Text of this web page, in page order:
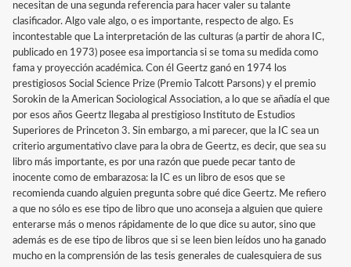
necesitan de una segunda referencia para hacer valer su talante
clasificador. Algo vale algo, o es importante, respecto de algo. Es
incontestable que La interpretación de las culturas (a partir de ahora IC,
publicado en 1973) posee esa importancia si se toma su medida como
fama y proyección académica. Con él Geertz ganó en 1974 los
prestigiosos Social Science Prize (Premio Talcott Parsons) y el premio
Sorokin de la American Sociological Association, a lo que se añadía el que
por esos años Geertz llegaba al prestigioso Instituto de Estudios
Superiores de Princeton 3. Sin embargo, a mi parecer, que la IC sea un
criterio argumentativo clave para la obra de Geertz, es decir, que sea su
libro más importante, es por una razón que puede pecar tanto de
inocente como de embarazosa: la IC es un libro de esos que se
recomienda cuando alguien pregunta sobre qué dice Geertz. Me refiero
a que no sólo es ese tipo de libro que uno aconseja a alguien que quiere
enterarse más o menos rápidamente de lo que dice su autor, sino que
además es de ese tipo de libros que si se leen bien leídos uno ha ganado
mucho en la comprensión de las tesis generales de cualesquiera de sus